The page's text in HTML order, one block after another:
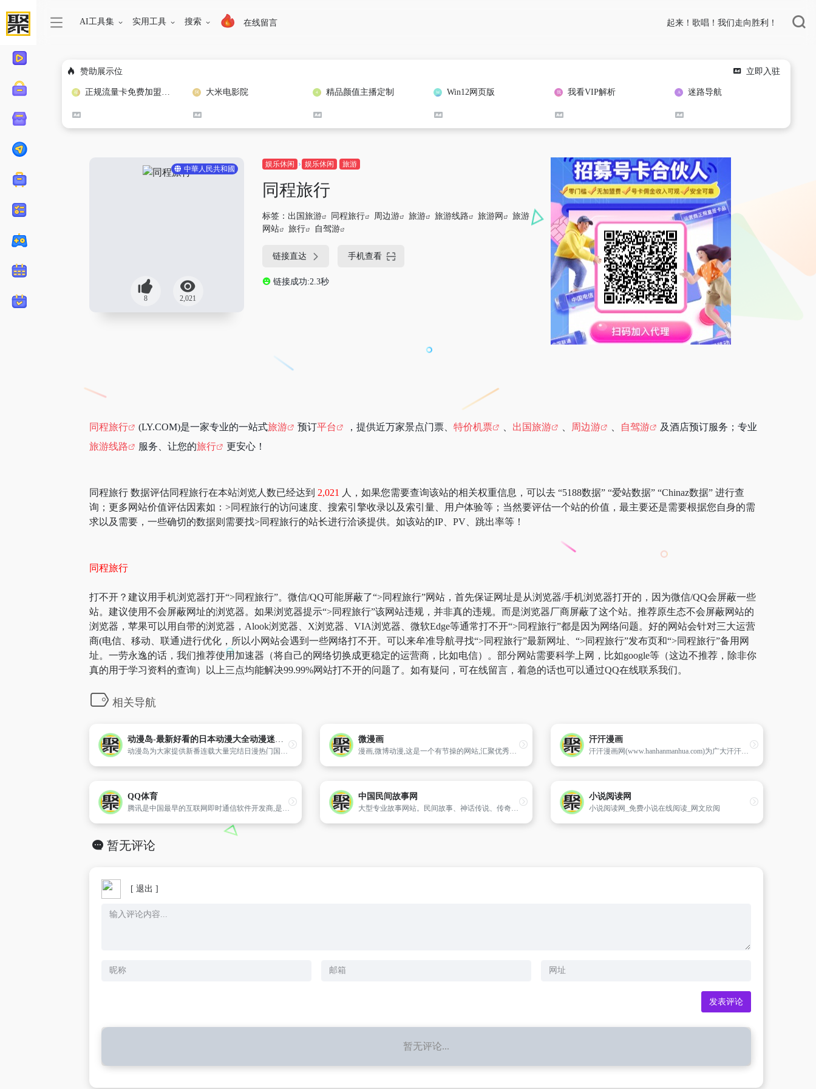
AI工具集 实用工具 搜索 在线留言 起来！歌唱！我们走向胜利！
赞助展示位 立即入驻
正规流量卡免费加盟合作 大米电影院 精品颜值主播定制 Win12网页版 我看VIP解析 迷路导航
中華人民共和國
8 2,021
娱乐休闲 娱乐休闲 旅游
同程旅行
标签： 出国旅游 同程旅行 周边游 旅游 旅游线路 旅游网
旅游
网站
旅行 自驾游
链接直达 手机查看
链接成功:2.3秒
同程旅行 (LY.COM)是一家专业的一站式旅游 预订平台 ，提供近万家景点门票、 特价机票 出国旅游 周边游 自驾游
及酒店预订服务；专业
旅游线路
服务、让您的旅行 更安心！
同程旅行 数据评估同程旅行在本站浏览人数已经达到 2,021 人，如果您需要查询该站的相关权重信息，可以去 “5188数据” “爱站数据” “Chinaz数据” 进行查
询；更多网站价值评估因素如：>同程旅行的访问速度、搜索引擎收录以及索引量、用户体验等；当然要评估一个站的价值，最主要还是需要根据您自身的需
求以及需要，一些确切的数据则需要找>同程旅行的站长进行洽谈提供。如该站的IP、PV、跳出率等！
同程旅行
打不开？建议用手机浏览器打开“>同程旅行”。微信/QQ可能屏蔽了“>同程旅行”网站，首先保证网址是从浏览器/手机浏览器打开的，因为微信/QQ会屏蔽一些
站。建议使用不会屏蔽网址的浏览器。如果浏览器提示“>同程旅行”该网站违规，并非真的违规。而是浏览器厂商屏蔽了这个站。推荐原生态不会屏蔽网站的
浏览器，苹果可以用自带的浏览器，Alook浏览器、X浏览器、VIA浏览器、微软Edge等通常打不开“>同程旅行”都是因为网络问题。好的网站会针对三大运营
商(电信、移动、联通)进行优化，所以小网站会遇到一些网络打不开。可以来牟准导航寻找“>同程旅行”最新网址、“>同程旅行”发布页和“>同程旅行”备用网
址。一劳永逸的话，我们推荐使用加速器（将自己的网络切换成更稳定的运营商，比如电信）。部分网站需要科学上网，比如google等（这边不推荐，除非你
真的用于学习资料的查询）以上三点均能解决99.99%网站打不开的问题了。如有疑问，可在线留言，着急的话也可以通过QQ在线联系我们。
相关导航
动漫岛-最新好看的日本动漫大全动漫迷的秘密岛屿，新番日漫国漫剧场动漫等在线观看
动漫岛为大家提供新番连载大量完结日漫热门国漫剧场动漫等动漫的在线观看这里有最新好看的日本动漫大全也动漫迷的秘密岛屿！
微漫画
漫画,微博动漫,这是一个有节操的网站,汇聚优秀中国原创漫画作者,分享热门原创漫画作品,提供优质漫画阅读体验,为千万动漫爱好者提供与作者的即时互动交流平台,为中国的漫画产业打造梦想沃土
汗汗漫画
汗汗漫画网(www.hanhanmanhua.com)为广大汗汗漫画爱好者提供hh漫画,汗汗漫画,cc漫画。
QQ体育
腾讯是中国最早的互联网即时通信软件开发商,是中国的互联网服务及移动增值服务供应商,并一直致力于即时通信及相关增值业务的服务运营。腾讯已形成个人即时通信、企业实时通信和娱乐资讯等三大战略发展方向,正逐步实现“创一流互联网企业”的...
中国民间故事网
大型专业故事网站。民间故事、神话传说、传奇故事、历代名妓名女、现代故事、爱情故事、诗联趣话、荤故事
小说阅读网
小说阅读网_免费小说在线阅读_网文欣阅
暂无评论
[ 退出 ]
暂无评论...